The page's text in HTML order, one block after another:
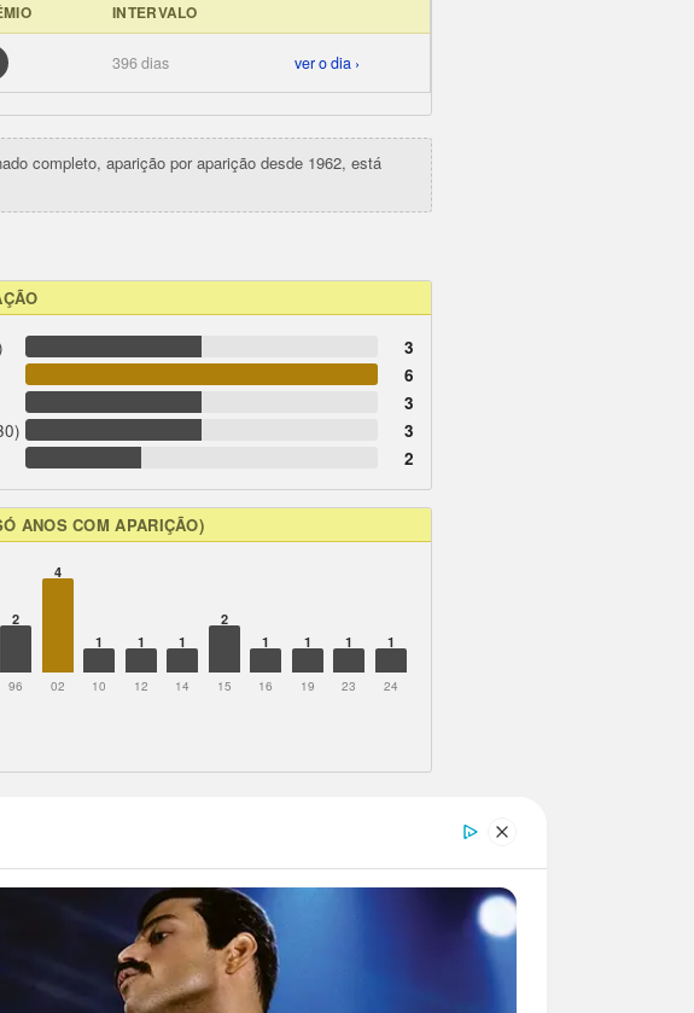
INTERVALO
396 dias ver o dia ›
completo, aparição por aparição desde 1962, está
3
6
3
3
2
ANOS COM APARIÇÃO)
2
4
1 1 1
2
1
1 1 1
96 02 10 12 14 15 16 19 23 24